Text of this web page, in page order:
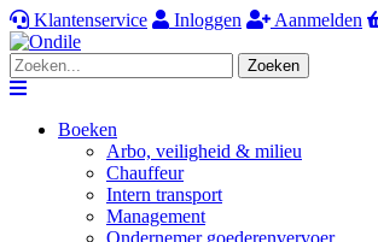
Klantenservice Inloggen Aanmelden
Zoeken
Navigation
Boeken
Arbo, veiligheid & milieu
Chauffeur
Intern transport
Management
Ondernemer goederenvervoer